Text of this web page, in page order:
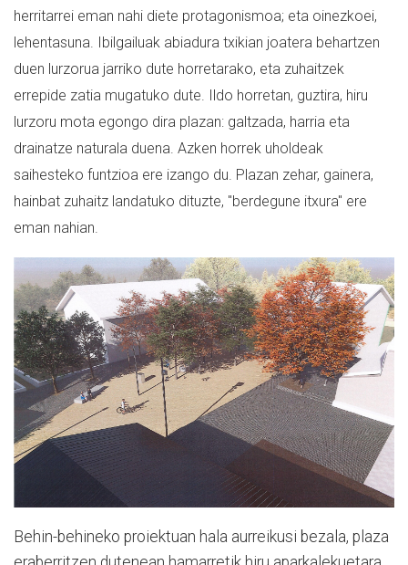
herritarrei eman nahi diete protagonismoa; eta oinezkoei,
lehentasuna. Ibilgailuak abiadura txikian joatera behartzen
duen lurzorua jarriko dute horretarako, eta zuhaitzek
errepide zatia mugatuko dute. Ildo horretan, guztira, hiru
lurzoru mota egongo dira plazan: galtzada, harria eta
drainatze naturala duena. Azken horrek uholdeak
saihesteko funtzioa ere izango du. Plazan zehar, gainera,
hainbat zuhaitz landatuko dituzte, "berdegune itxura" ere
eman nahian.
Behin-behineko proiektuan hala aurreikusi bezala, plaza